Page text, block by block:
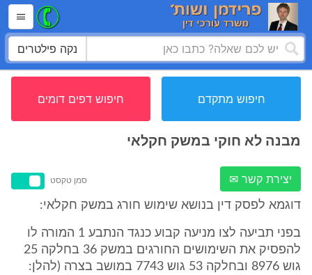
נקה פילטרים
חיפוש מתקדם חיפוש דפים דומים
מבנה לא חוקי במשק חקלאי
יצירת קשר ✉ סמן טקסט
דוגמא לפסק דין בנושא שימוש חורג במשק חקלאי:
בפני תביעה לצו מניעה קבוע כנגד הנתבע 1 המורה לו
להפסיק את השימושים החורגים במשק 36 בחלקה 25
גוש 8976 ובחלקה 53 גוש 7743 במושב בצרה (להלן: